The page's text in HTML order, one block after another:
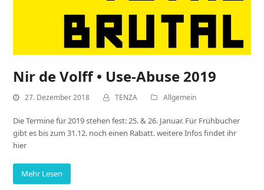
Nir de Volff • Use-Abuse 2019
27. Dezember 2018 TENZA Allgemein
Die Termine für 2019 stehen fest: 25. & 26. Januar. Für Frühbucher
gibt es bis zum 31.12. noch einen Rabatt. weitere Infos findet ihr
hier
Mehr Lesen